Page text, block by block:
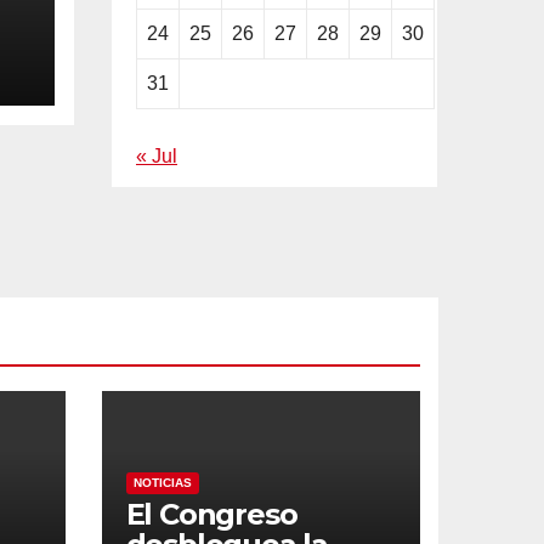
24 25 26 27 28 29 30
31
« Jul
NOTICIAS
El Congreso